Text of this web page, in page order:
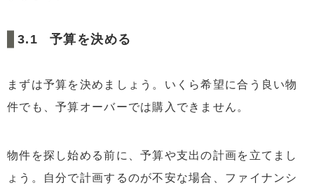
予算を決める
まずは予算を決めましょう。いくら希望に合う良い物
件でも、予算オーバーでは購入できません。
物件を探し始める前に、予算や支出の計画を立てまし
ょう。自分で計画するのが不安な場合、ファイナンシ